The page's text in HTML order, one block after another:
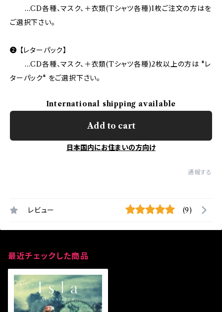
…CD各種、マスク、＋衣類(Tシャツ各種)1枚ご注文の方はを
ご選択下さい。
❷ 【レターパック】
…CD各種、マスク、＋衣類(Tシャツ各種)2枚以上の方は "レ
ターパック" をご選択下さい。
International shipping available
Add to cart
日本国内にお住まいの方向け
通報する
レビュー (9)
最近チェックした商品